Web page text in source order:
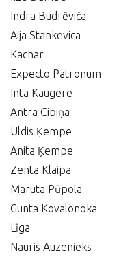
Indra Budrēviča
Aija Stankevica
Kachar
Expecto Patronum
Inta Kaugere
Antra Cibiņa
Uldis Ķempe
Anita Ķempe
Zenta Klaipa
Maruta Pūpola
Gunta Kovalonoka
Līga
Nauris Auzenieks